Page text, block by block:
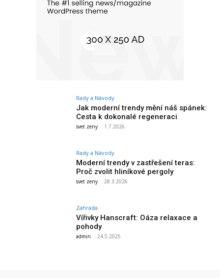
Rady a Návody
Jak moderní trendy mění náš spánek:
Cesta k dokonalé regeneraci
svet zeny - 1.7.2026
Rady a Návody
Moderní trendy v zastřešení teras:
Proč zvolit hliníkové pergoly
svet zeny - 28.3.2026
Zahrada
Vířivky Hanscraft: Oáza relaxace a
pohody
admin - 24.5.2025